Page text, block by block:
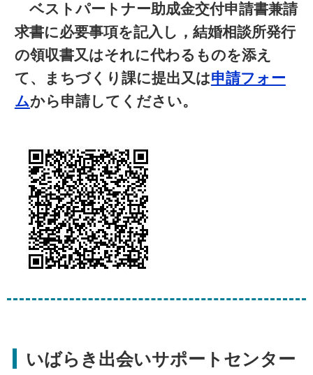
ベストパートナー助成金交付申請書兼請
求書に必要事項を記入し，結婚相談所発行
の領収書又はそれに代わるものを添え
て、まちづくり課に提出又は申請フォー
ムから申請してください。
いばらき出会いサポートセンター